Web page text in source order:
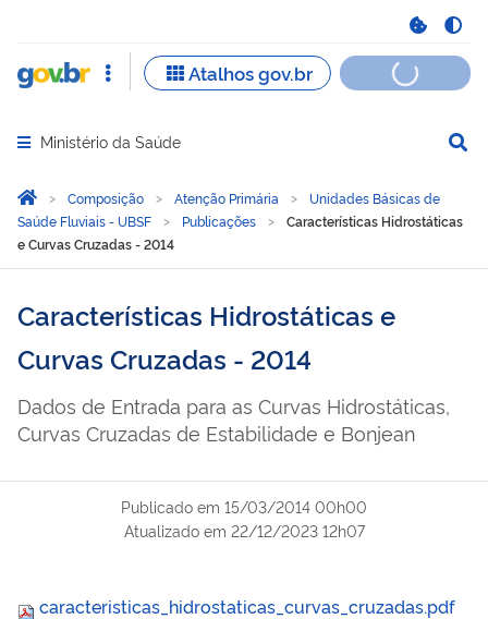
Abrir menu principal de navegação
Ministério da Saúde
Você está aqui:
Página Inicial
Composição Atenção Primária
Unidades Básicas de
Saúde Fluviais - UBSF
Publicações
Características Hidrostáticas
e Curvas Cruzadas - 2014
Características Hidrostáticas e
Curvas Cruzadas - 2014
Dados de Entrada para as Curvas Hidrostáticas,
Curvas Cruzadas de Estabilidade e Bonjean
Publicado em 15/03/2014 00h00
Atualizado em 22/12/2023 12h07
caracteristicas_hidrostaticas_curvas_cruzadas.pdf